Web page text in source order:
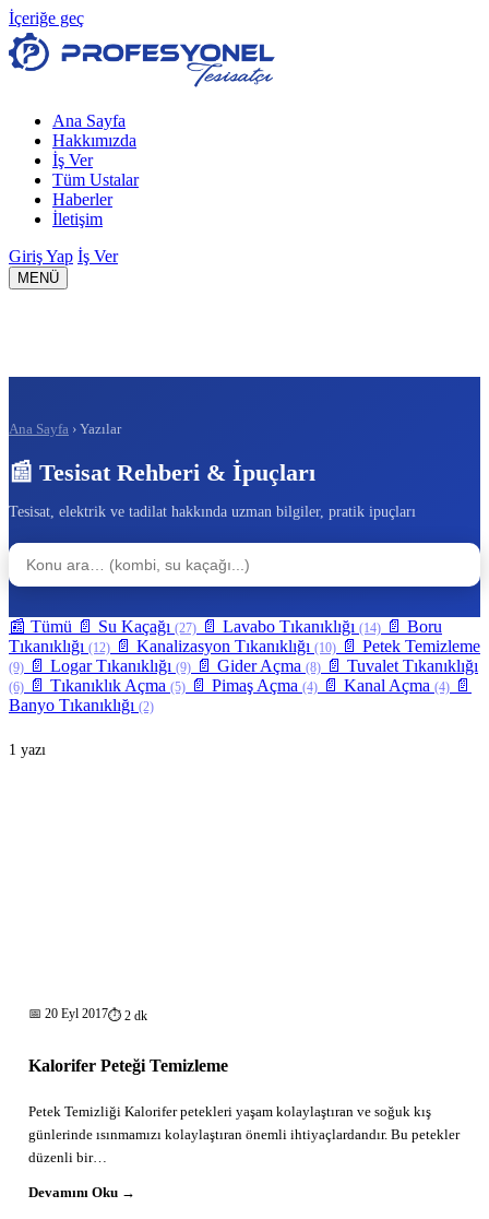
İçeriğe geç
Ana Sayfa
Hakkımızda
İş Ver
Tüm Ustalar
Haberler
İletişim
Giriş Yap İş Ver
MENÜ
Ana Sayfa › Yazılar
📰 Tesisat Rehberi & İpuçları
Tesisat, elektrik ve tadilat hakkında uzman bilgiler, pratik ipuçları
📰 Tümü 📄 Su Kaçağı (27) 📄 Lavabo Tıkanıklığı (14) 📄 Boru
Tıkanıklığı (12) 📄 Kanalizasyon Tıkanıklığı (10) 📄 Petek Temizleme
(9) 📄 Logar Tıkanıklığı (9) 📄 Gider Açma (8) 📄 Tuvalet Tıkanıklığı
(6) 📄 Tıkanıklık Açma (5) 📄 Pimaş Açma (4) 📄 Kanal Açma (4) 📄
Banyo Tıkanıklığı (2)
1 yazı
📅 20 Eyl 2017⏱ 2 dk
Kalorifer Peteği Temizleme
Petek Temizliği Kalorifer petekleri yaşam kolaylaştıran ve soğuk kış
günlerinde ısınmamızı kolaylaştıran önemli ihtiyaçlardandır. Bu petekler
düzenli bir…
Devamını Oku →